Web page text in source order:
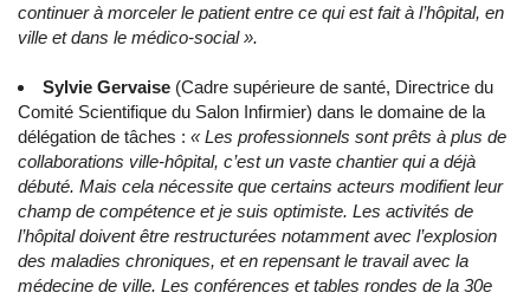
continuer à morceler le patient entre ce qui est fait à l’hôpital, en
ville et dans le médico-social ».
Sylvie Gervaise (Cadre supérieure de santé, Directrice du
Comité Scientifique du Salon Infirmier) dans le domaine de la
délégation de tâches : « Les professionnels sont prêts à plus de
collaborations ville-hôpital, c’est un vaste chantier qui a déjà
débuté. Mais cela nécessite que certains acteurs modifient leur
champ de compétence et je suis optimiste. Les activités de
l’hôpital doivent être restructurées notamment avec l’explosion
des maladies chroniques, et en repensant le travail avec la
médecine de ville. Les conférences et tables rondes de la 30e